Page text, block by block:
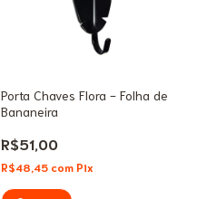
Porta Chaves Flora - Folha de
Bananeira
R$51,00
R$48,45 com Pix